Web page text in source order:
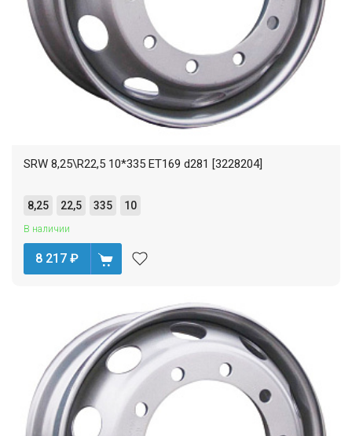
SRW 8,25\R22,5 10*335 ET169 d281 [3228204]
8,25 22,5 335 10
В наличии
8 217 ₽